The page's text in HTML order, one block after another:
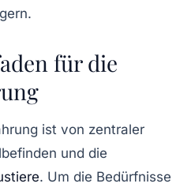
für die
ist von zentraler
und die
. Um die Bedürfnisse